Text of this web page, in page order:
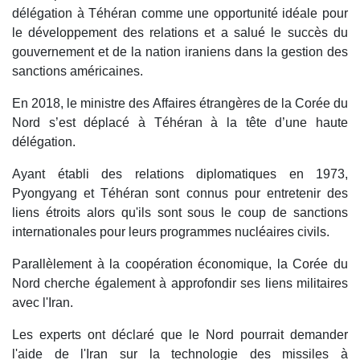
délégation à Téhéran comme une opportunité idéale pour
le développement des relations et a salué le succès du
gouvernement et de la nation iraniens dans la gestion des
sanctions américaines.
En 2018, le ministre des Affaires étrangères de la Corée du
Nord s’est déplacé à Téhéran à la tête d’une haute
délégation.
Ayant établi des relations diplomatiques en 1973,
Pyongyang et Téhéran sont connus pour entretenir des
liens étroits alors qu'ils sont sous le coup de sanctions
internationales pour leurs programmes nucléaires civils.
Parallèlement à la coopération économique, la Corée du
Nord cherche également à approfondir ses liens militaires
avec l'Iran.
Les experts ont déclaré que le Nord pourrait demander
l'aide de l'Iran sur la technologie des missiles à